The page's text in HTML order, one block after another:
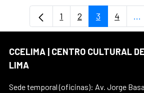
Page
1 Page
2 Page
3 Page
4 ...
CCELIMA | CENTRO CULTURAL
LIMA
Sede temporal (oficinas): Av. Jorge